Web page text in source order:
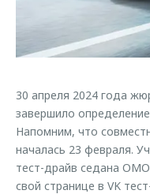
Кредитный калькулятор
Одежда и сувениры
Оригинальные
Запчасти
Трейд-ин
Руководства по
Клиентская поддержка
Клуб владельцев
Приложение O&J
Аксессуары
Одежда и сувениры
30 апреля 2024 года
завершило
Напомним, что
началась 23 февраля.
тест-драйв седана
свой странице в VK